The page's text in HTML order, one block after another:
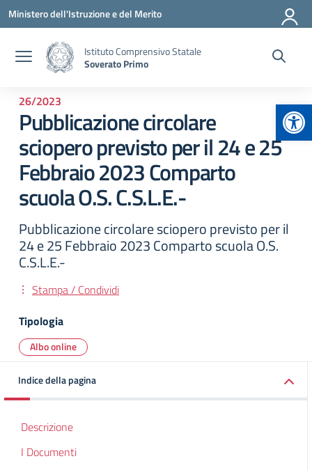
Vai ai contenuti
Vai al menu di navigazione
Vai al footer
Ministero dell'Istruzione e del Merito
Istituto Comprensivo Statale
Soverato Primo
26/2023
Pubblicazione circolare
sciopero previsto per il 24 e 25
Febbraio 2023 Comparto
scuola O.S. C.S.L.E.-
Pubblicazione circolare sciopero previsto per il
24 e 25 Febbraio 2023 Comparto scuola O.S.
C.S.L.E.-
Stampa / Condividi
Tipologia
Albo online
Indice della pagina
Descrizione
I Documenti